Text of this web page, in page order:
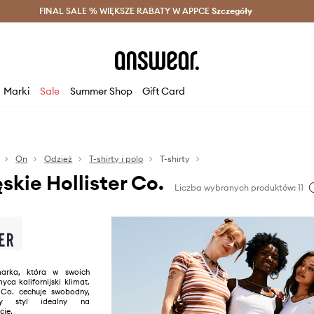
z Answear Club > Dostawa nawet w 24h >
FINAL SALE % WIĘKSZE RABATY W APPCE Szczegóły
Marki Sale Summer Shop Gift Card
On Odzież T-shirty i polo T-shirty
Hollister Co. Liczba wybranych produktów: 11
która w swoich
kalifornijski klimat.
cechuje swobodny,
styl idealny na